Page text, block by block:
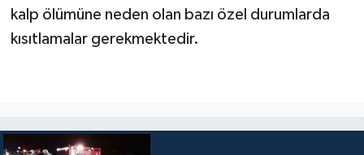
kalp ölümüne neden olan bazı özel durumlarda
kısıtlamalar gerekmektedir.